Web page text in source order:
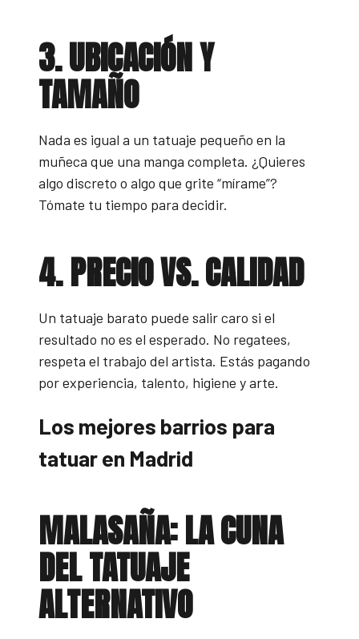
3. UBICACIÓN Y
TAMAÑO
Nada es igual a un tatuaje pequeño en la
muñeca que una manga completa. ¿Quieres
algo discreto o algo que grite “mírame”?
Tómate tu tiempo para decidir.
4. PRECIO VS. CALIDAD
Un tatuaje barato puede salir caro si el
resultado no es el esperado. No regatees,
respeta el trabajo del artista. Estás pagando
por experiencia, talento, higiene y arte.
Los mejores barrios para
tatuar en Madrid
MALASAÑA: LA CUNA
DEL TATUAJE
ALTERNATIVO